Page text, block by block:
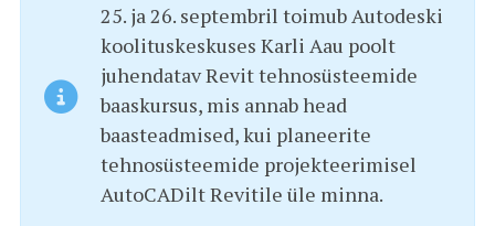
25. ja 26. septembril toimub Autodeski
koolituskeskuses Karli Aau poolt
juhendatav Revit tehnosüsteemide
baaskursus, mis annab head
baasteadmised, kui planeerite
tehnosüsteemide projekteerimisel
AutoCADilt Revitile üle minna.